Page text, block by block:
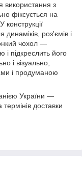
використання з
фіксується на
конструкції
динаміків, роз'ємів і
чохол ―
і підкреслить його
і візуально,
і продуманою
України ―
доставки